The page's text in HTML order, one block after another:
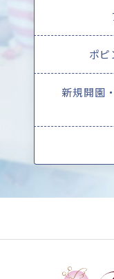
ポピ
新規開園